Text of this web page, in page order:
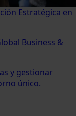
Estratégica en
Business &
y gestionar
único.